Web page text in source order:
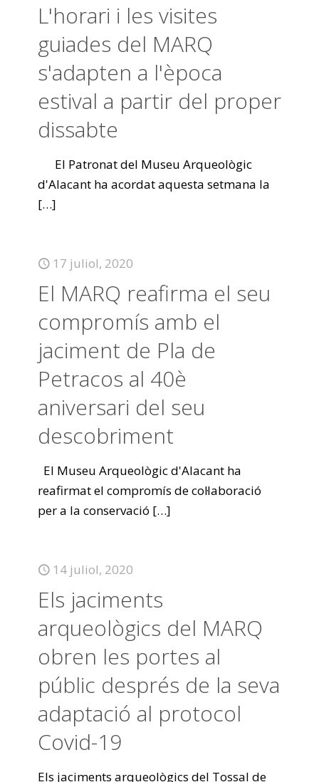
L'horari i les visites
guiades del MARQ
s'adapten a l'època
estival a partir del proper
dissabte
El Patronat del Museu Arqueològic
d'Alacant ha acordat aquesta setmana la
[…]
17 juliol, 2020
El MARQ reafirma el seu
compromís amb el
jaciment de Pla de
Petracos al 40è
aniversari del seu
descobriment
El Museu Arqueològic d'Alacant ha
reafirmat el compromís de col·laboració
per a la conservació […]
14 juliol, 2020
Els jaciments
arqueològics del MARQ
obren les portes al
públic després de la seva
adaptació al protocol
Covid-19
Els jaciments arqueològics del Tossal de